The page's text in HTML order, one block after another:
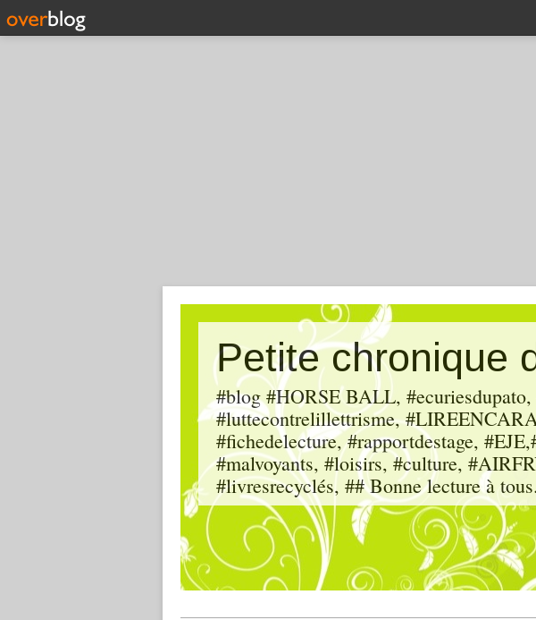
Petite chronique
#blog #HORSE BALL,
#luttecontrelillettrisme,
#fichedelecture, #rapportdestage,
#malvoyants, #loisirs, #culture,
#livresrecyclés, ## Bonne lecture à